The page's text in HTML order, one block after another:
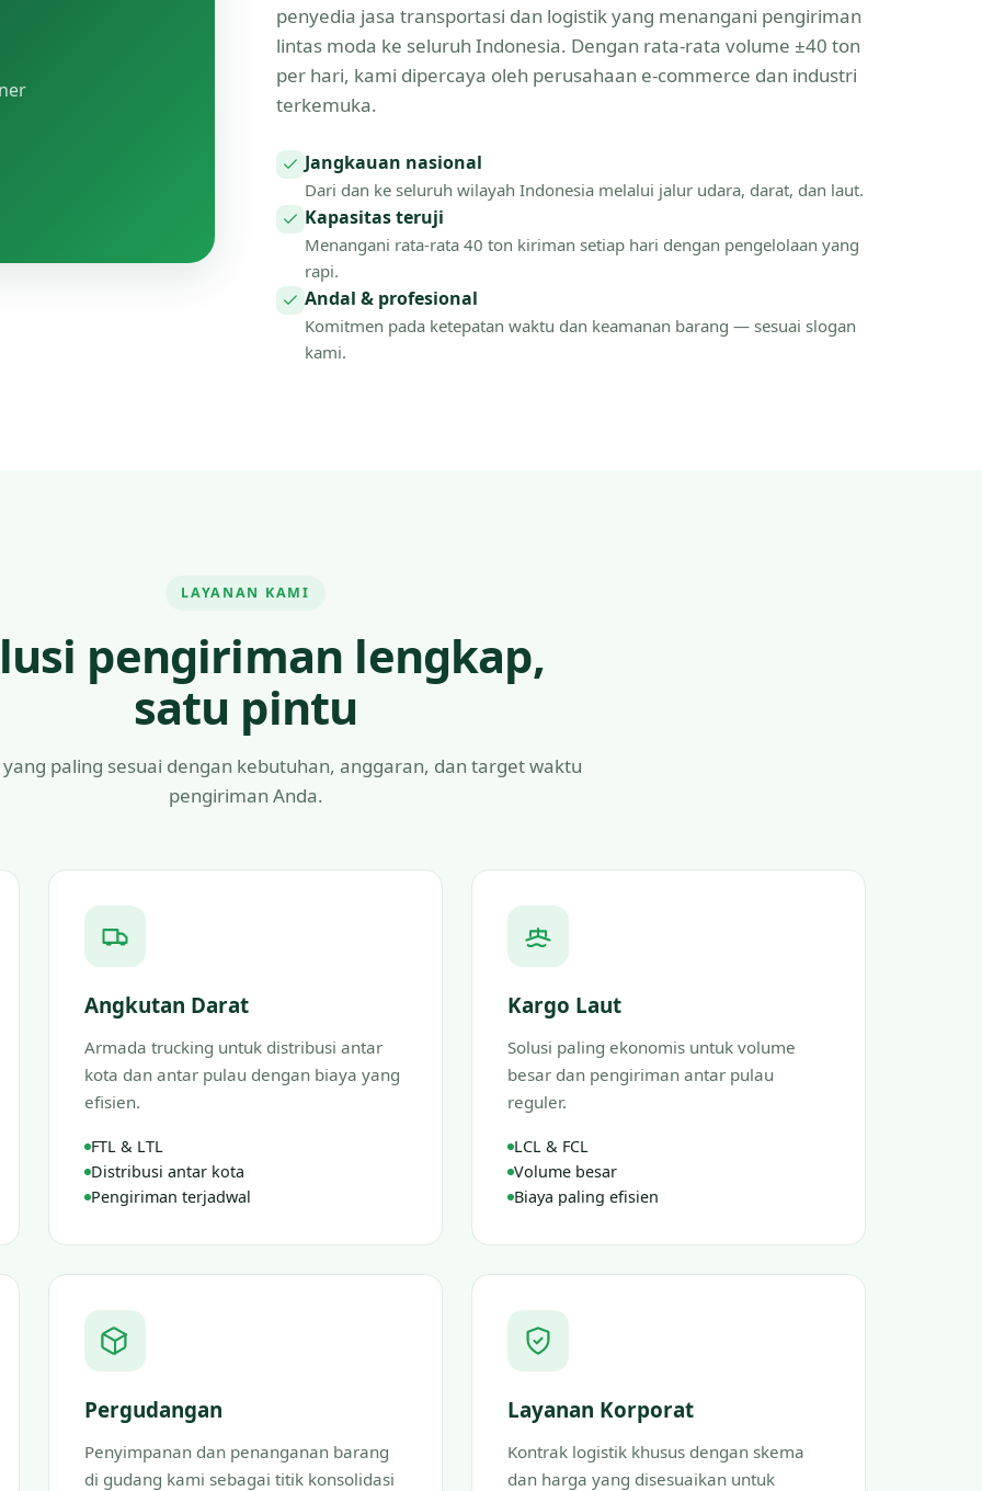
penyedia jasa transportasi dan logistik yang menangani pengiriman
lintas moda ke seluruh Indonesia. Dengan rata-rata volume ±40 ton
per hari, kami dipercaya oleh perusahaan e-commerce dan industri
terkemuka.
Jangkauan nasional
Dari dan ke seluruh wilayah Indonesia melalui jalur udara, darat, dan laut.
Kapasitas teruji
Menangani rata-rata 40 ton kiriman setiap hari dengan pengelolaan yang
rapi.
Andal & profesional
Komitmen pada ketepatan waktu dan keamanan barang — sesuai slogan
kami.
LAYANAN KAMI
pengiriman lengkap,
satu pintu
paling sesuai dengan kebutuhan, anggaran, dan target waktu
pengiriman Anda.
Angkutan Darat
Armada trucking untuk distribusi antar
kota dan antar pulau dengan biaya yang
efisien.
FTL & LTL
Distribusi antar kota
Pengiriman terjadwal
Kargo Laut
Solusi paling ekonomis untuk volume
besar dan pengiriman antar pulau
reguler.
LCL & FCL
Volume besar
Biaya paling efisien
Pergudangan
Penyimpanan dan penanganan barang
di gudang kami sebagai titik konsolidasi
Layanan Korporat
Kontrak logistik khusus dengan skema
dan harga yang disesuaikan untuk